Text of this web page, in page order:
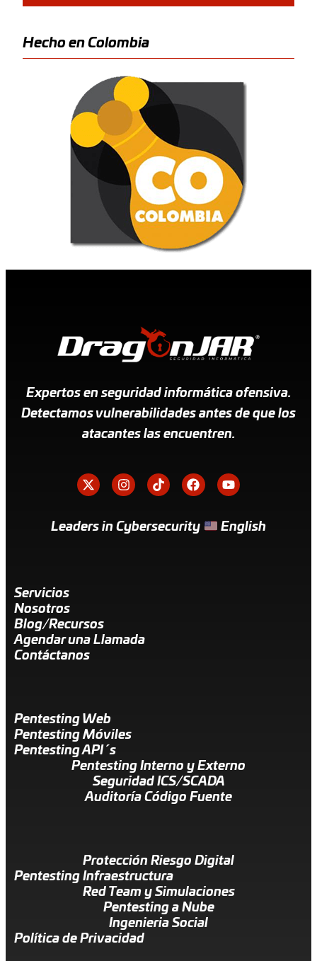
Hecho en Colombia
Expertos en seguridad informática ofensiva.
Detectamos vulnerabilidades antes de que los
atacantes las encuentren.
Leaders in Cybersecurity English
Servicios
Nosotros
Blog/Recursos
Agendar una Llamada
Contáctanos
Pentesting Web
Pentesting Móviles
Pentesting API´s
Pentesting Interno y Externo
Seguridad ICS/SCADA
Auditoría Código Fuente
Protección Riesgo Digital
Pentesting Infraestructura
Red Team y Simulaciones
Pentesting a Nube
Ingenieria Social
Política de Privacidad